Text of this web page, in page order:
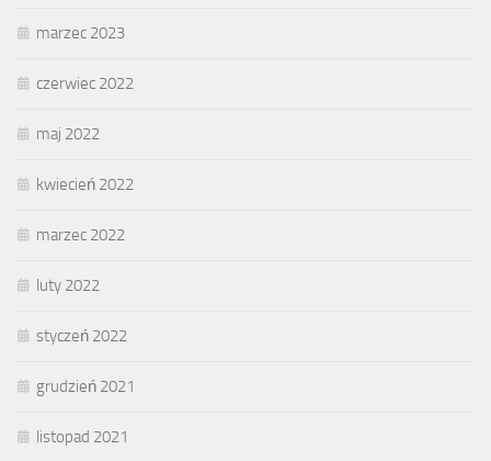
marzec 2023
czerwiec 2022
maj 2022
kwiecień 2022
marzec 2022
luty 2022
styczeń 2022
grudzień 2021
listopad 2021